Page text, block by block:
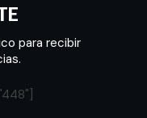
para recibir